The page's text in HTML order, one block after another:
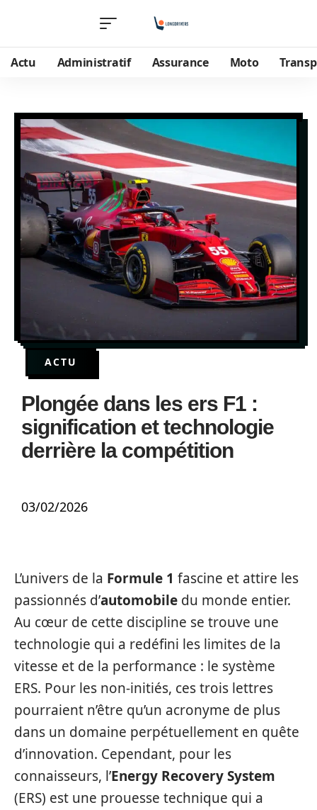
Actu Administratif Assurance Moto
ACTU
Plongée dans les ers F1 :
signification et technologie
derrière la compétition
03/02/2026
L’univers de la Formule 1 fascine et attire les
passionnés d’automobile du monde entier.
Au cœur de cette discipline se trouve une
technologie qui a redéfini les limites de la
vitesse et de la performance : le système
ERS. Pour les non-initiés, ces trois lettres
pourraient n’être qu’un acronyme de plus
dans un domaine perpétuellement en quête
d’innovation. Cependant, pour les
connaisseurs, l’Energy Recovery System
(ERS) est une prouesse technique qui a